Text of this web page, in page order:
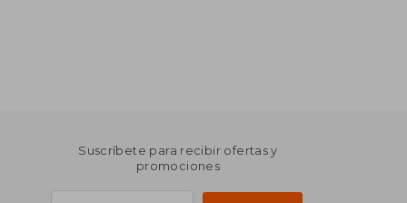
Suscríbete para recibir ofertas y
promociones